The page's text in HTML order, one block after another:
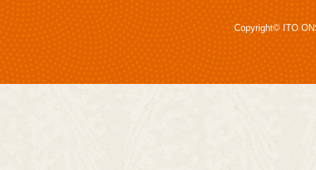
Copyright© ITO